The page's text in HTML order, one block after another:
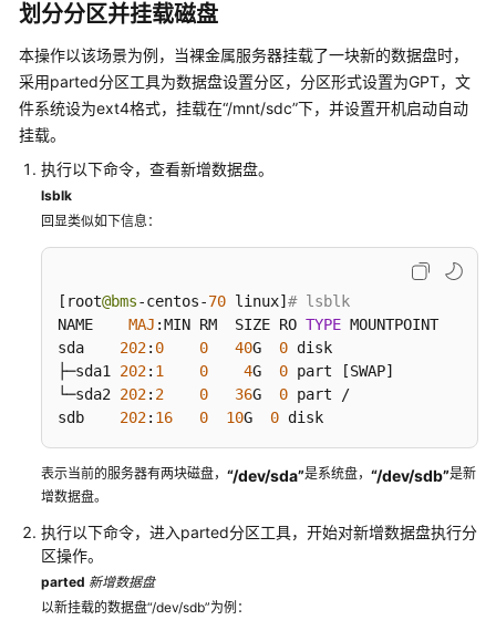
使
BMS
的
权
实
例
私
有
镜
像
管
磁
管
理
磁
划分分区并挂载磁盘
本操作以该场景为例，当裸金属服务器挂载了一块新的数据盘时，
采用parted分区工具为数据盘设置分区，分区形式设置为GPT，文
件系统设为ext4格式，挂载在“/mnt/sdc”下，并设置开机启动自动
挂载。
执行以下命令，查看新增数据盘。
lsblk
回显类似如下信息：
[ root@bms-centos-70 linux] # lsblk
NAME MAJ :MIN RM  SIZE RO TYPE MOUNTPOINT
sda 202: 0 0 40G 0 disk
├─sda1 202: 1 0 4G 0 part [SWAP]
└─sda2 202: 2 0 36G 0 part /
sdb 202: 16 0 10G 0 disk
表示当前的服务器有两块磁盘， “/dev/sda”是系统盘， “/dev/sdb”是新
增数据盘。
执行以下命令，进入parted分区工具，开始对新增数据盘执行分
区操作。
parted 新增数据盘
以新挂载的数据盘“/dev/sdb”为例：